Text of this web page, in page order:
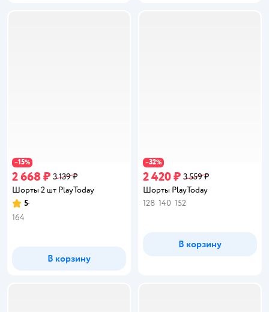
−15%
2 668 ₽ 3 139 ₽
Шорты 2 шт PlayToday
Рейтинг:
5
164
В корзину
−32%
2 420 ₽ 3 559 ₽
Шорты PlayToday
128 140 152
В корзину